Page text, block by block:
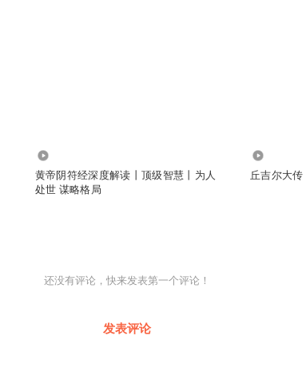
黄帝阴符经深度解读丨顶级智慧丨为人
处世 谋略格局
丘吉尔大
还没有评论，快来发表第一个评论！
发表评论